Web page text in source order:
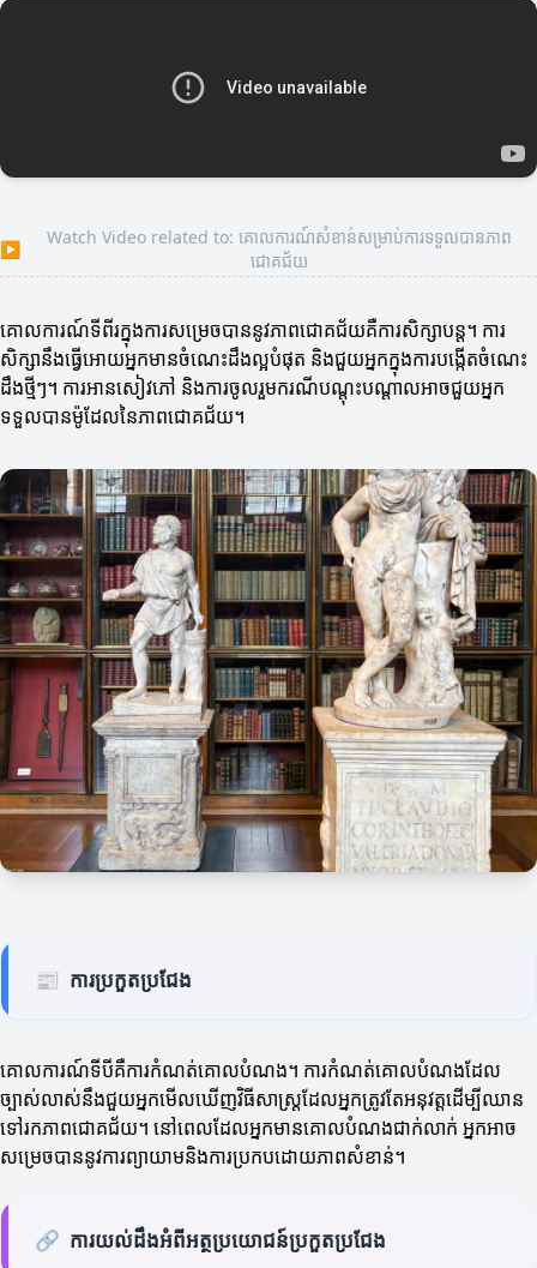
▶
Watch Video related to: គោលការណ៍សំខាន់សម្រាប់ការទទួលបានភាព
ជោគជ័យ
គោលការណ៍ទីពីរក្នុងការសម្រេចបាននូវភាពជោគជ័យគឺការសិក្សាបន្ត។ ការ
សិក្សានឹងធ្វើអោយអ្នកមានចំណេះដឹងល្អបំផុត និងជួយអ្នកក្នុងការបង្កើតចំណេះ
ដឹងថ្មីៗ។ ការអានសៀវភៅ និងការចូលរួមករណីបណ្តុះបណ្តាលអាចជួយអ្នក
ទទួលបានម៉ូដែលនៃភាពជោគជ័យ។
📰 ការប្រកួតប្រជែង
គោលការណ៍ទីបីគឺការកំណត់គោលបំណង។ ការកំណត់គោលបំណងដែល
ច្បាស់លាស់នឹងជួយអ្នកមើលឃើញវិធីសាស្ត្រដែលអ្នកត្រូវតែអនុវត្តដើម្បីឈាន
ទៅរកភាពជោគជ័យ។ នៅពេលដែលអ្នកមានគោលបំណងជាក់លាក់ អ្នកអាច
សម្រេចបាននូវការព្យាយាមនិងការប្រកបដោយភាពសំខាន់។
🔗 ការយល់ដឹងអំពីអត្ថប្រយោជន៍ប្រកួតប្រជែង